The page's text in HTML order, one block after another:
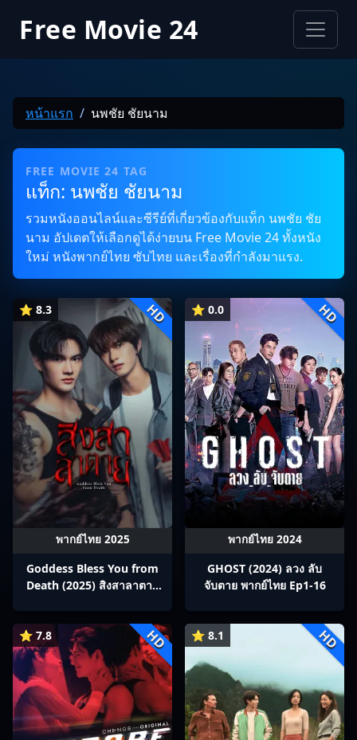
Free Movie 24
หน้าแรก นพชัย ชัยนาม
FREE MOVIE 24 TAG
แท็ก: นพชัย ชัยนาม
รวมหนังออนไลน์และซีรีย์ที่เกี่ยวข้องกับแท็ก นพชัย ชัย
นาม อัปเดตให้เลือกดูได้ง่ายบน Free Movie 24 ทั้งหนัง
ใหม่ หนังพากย์ไทย ซับไทย และเรื่องที่กำลังมาแรง.
⭐ 8.3 HD
พากย์ไทย 2025
Goddess Bless You from
Death (2025) สิงสาลาตาย
⭐ 0.0 HD
พากย์ไทย 2024
GHOST (2024) ลวง ลับ
จับตาย พากย์ไทย Ep1-16
⭐ 7.8 HD ⭐ 8.1 HD